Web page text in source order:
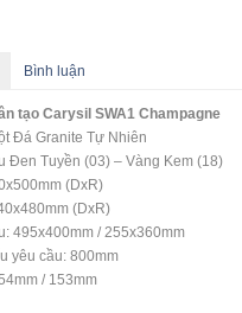
Bình luận
tạo Carysil SWA1 Champagne
Đá Granite Tự Nhiên
Đen Tuyền (03) – Vàng Kem (18)
(DxR)
(DxR)
495x400mm / 255x360mm
yêu cầu: 800mm
/ 153mm